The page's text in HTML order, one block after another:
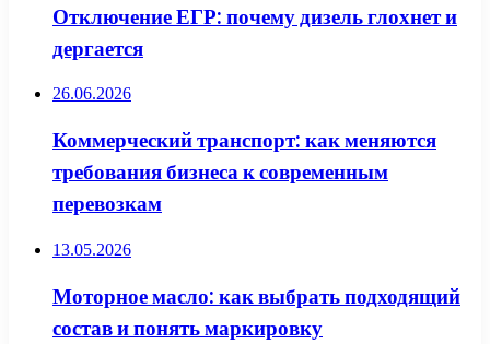
Отключение ЕГР: почему дизель глохнет и
дергается
26.06.2026
Коммерческий транспорт: как меняются
требования бизнеса к современным
перевозкам
13.05.2026
Моторное масло: как выбрать подходящий
состав и понять маркировку